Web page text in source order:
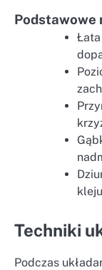
Podstawowe
Techniki
Podczas